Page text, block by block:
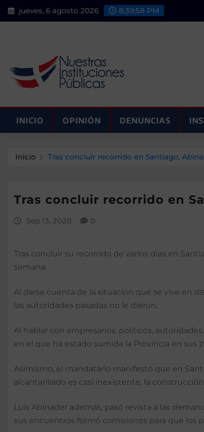
Saltar
al
jueves, 6 agosto 2026 8:39:59 PM
INICIO OPINIÓN DENUNCIAS
Inicio Tras concluir recorrido en Santiago,
Tras concluir recorrido en
Sep 13, 2020 0
Tras concluir su recorrido de varios días en
semana.
Al darse cuenta de la situación que se vive en
las autoridades pasadas no le dieron.
Al hablar con empresarios, políticos,
en el que ha estado sumida la Provincia en sus
Asimismo, el mandatario manifestó que en
alcantarillado es casi inexistente, la
Luis Abinader además, pasó revista a las
sus encuentros formó comisiones para que los